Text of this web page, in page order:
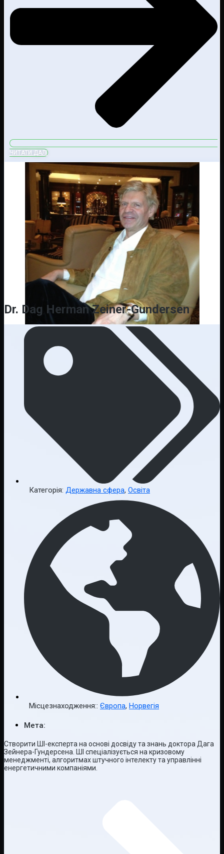
ЧИТАТИ ДАЛІ
Dr. Dag Herman Zeiner-Gundersen
Категорія: Державна сфера, Освіта
Місцезнаходження:: Європа, Норвегія
Мета:
Створити ШІ-експерта на основі досвіду та знань доктора Дага
Зейнера-Гундерсена. ШІ спеціалізується на кризовому
менеджменті, алгоритмах штучного інтелекту та управлінні
енергетичними компаніями.